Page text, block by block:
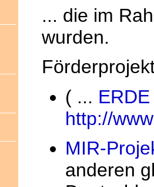
... die im
wurden.
( ...
http://
MIR-
anderen